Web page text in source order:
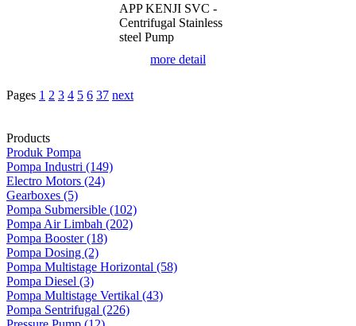
APP KENJI SVC -
Centrifugal Stainless
steel Pump
more detail
Pages 1 2 3 4 5 6 37 next
Products
Produk Pompa
Pompa Industri (149)
Electro Motors (24)
Gearboxes (5)
Pompa Submersible (102)
Pompa Air Limbah (202)
Pompa Booster (18)
Pompa Dosing (2)
Pompa Multistage Horizontal (58)
Pompa Diesel (3)
Pompa Multistage Vertikal (43)
Pompa Sentrifugal (226)